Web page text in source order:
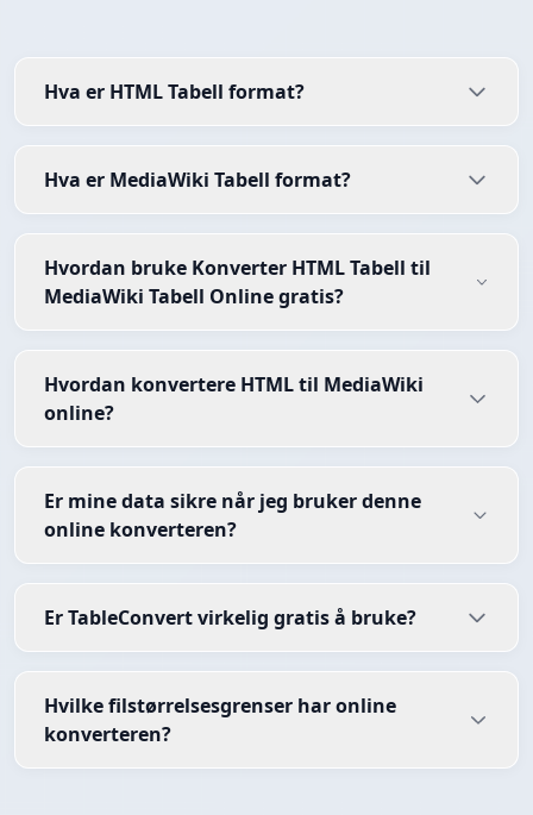
Hva er HTML Tabell format?
Hva er MediaWiki Tabell format?
Hvordan bruke Konverter HTML Tabell til
MediaWiki Tabell Online gratis?
Hvordan konvertere HTML til MediaWiki
online?
Er mine data sikre når jeg bruker denne
online konverteren?
Er TableConvert virkelig gratis å bruke?
Hvilke filstørrelsesgrenser har online
konverteren?